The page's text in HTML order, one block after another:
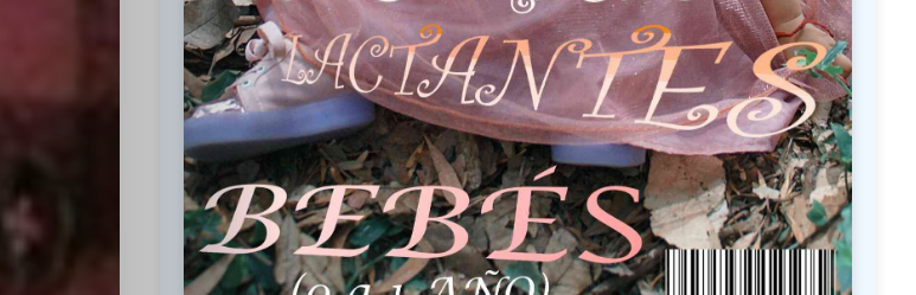
Inicio
Casting
Bershka
Casting